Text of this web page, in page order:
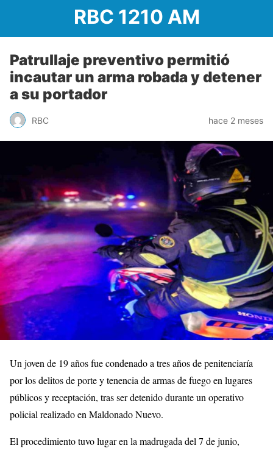
RBC 1210 AM
Patrullaje preventivo permitió
incautar un arma robada y detener
a su portador
RBC hace 2 meses
Un joven de 19 años fue condenado a tres años de penitenciaría
por los delitos de porte y tenencia de armas de fuego en lugares
públicos y receptación, tras ser detenido durante un operativo
policial realizado en Maldonado Nuevo.
El procedimiento tuvo lugar en la madrugada del 7 de junio,